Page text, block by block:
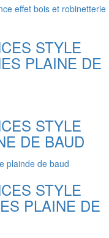
STYLE
PLAINE DE
STYLE
DE BAUD
STYLE
PLAINE DE